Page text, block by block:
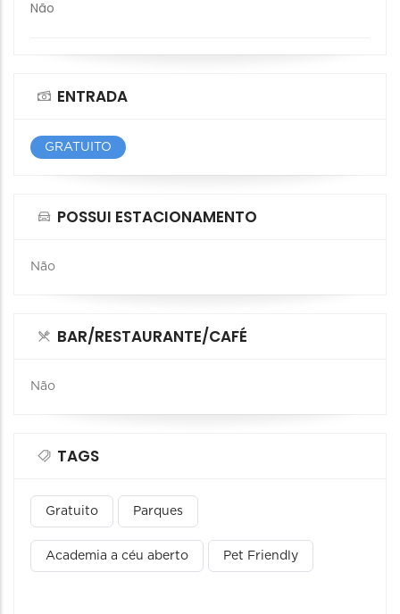
Não
ENTRADA
GRATUITO
POSSUI ESTACIONAMENTO
Não
BAR/RESTAURANTE/CAFÉ
Não
TAGS
Gratuito Parques
Academia a céu aberto Pet Friendly